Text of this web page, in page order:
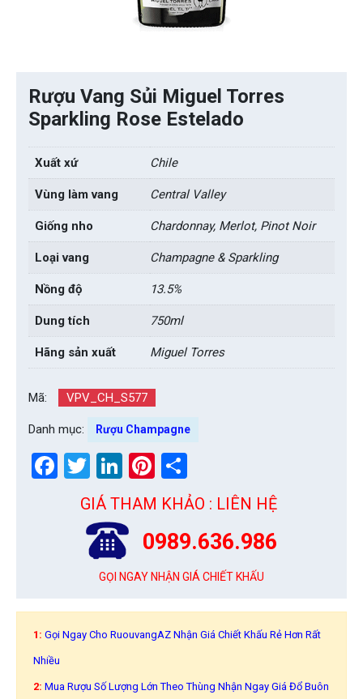
Rượu Vang Sủi Miguel Torres
Sparkling Rose Estelado
Xuất xứ Chile
Vùng làm vang Central Valley
Giống nho Chardonnay, Merlot, Pinot Noir
Loại vang Champagne & Sparkling
Nồng độ 13.5%
Dung tích 750ml
Hãng sản xuất Miguel Torres
Mã: VPV_CH_S577
Danh mục: Rượu Champagne
Facebook
Twitter
LinkedIn
Pinterest
GIÁ THAM KHẢO : LIÊN HỆ
0989.636.986
GỌI NGAY NHẬN GIÁ CHIẾT KHẤU
1: Gọi Ngay Cho RuouvangAZ Nhận Giá Chiết Khấu Rẻ Hơn Rất
Nhiều
2: Mua Rượu Số Lượng Lớn Theo Thùng Nhận Ngay Giá Đổ Buôn